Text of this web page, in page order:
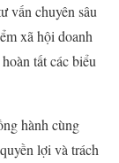
vấn chuyên sâu
xã hội doanh
tất các biểu
hành cùng
lợi và trách